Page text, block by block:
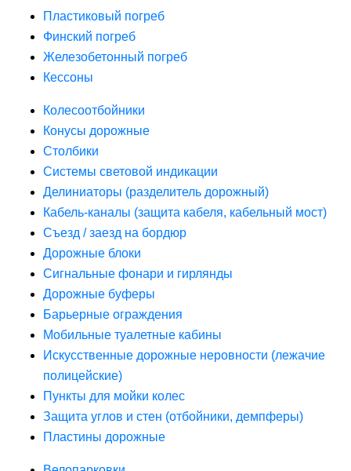
Пластиковый погреб
Финский погреб
Железобетонный погреб
Кессоны
Колесоотбойники
Конусы дорожные
Столбики
Системы световой индикации
Делиниаторы (разделитель дорожный)
Кабель-каналы (защита кабеля, кабельный мост)
Съезд / заезд на бордюр
Дорожные блоки
Сигнальные фонари и гирлянды
Дорожные буферы
Барьерные ограждения
Мобильные туалетные кабины
Искусственные дорожные неровности (лежачие
полицейские)
Пункты для мойки колес
Защита углов и стен (отбойники, демпферы)
Пластины дорожные